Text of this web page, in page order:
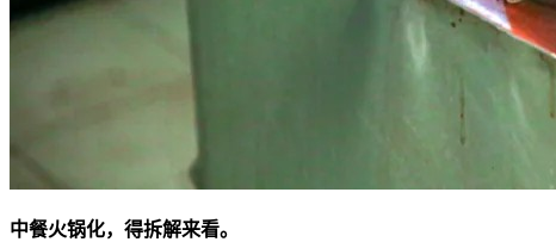
中餐火锅化，得拆解来看。